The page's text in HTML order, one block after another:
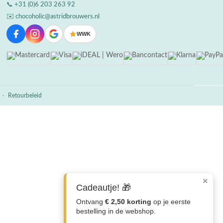
📞+31 (0)6 203 263 92
✉️chocoholic@astridbrouwers.nl
WWK
· Retourbeleid
×
Cadeautje! 🎁
Ontvang € 2,50 korting op je eerste
bestelling in de webshop.